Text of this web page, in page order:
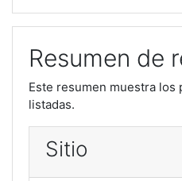
Resumen de
Este resumen muestra
listadas.
Sitio